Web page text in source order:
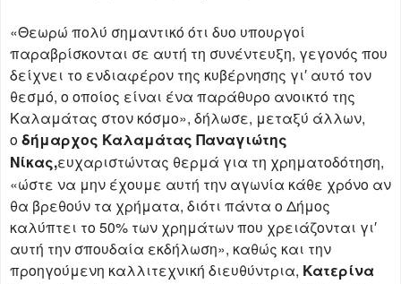
«Θεωρώ πολύ σημαντικό ότι δυο υπουργοί
παραβρίσκονται σε αυτή τη συνέντευξη, γεγονός που
δείχνει το ενδιαφέρον της κυβέρνησης γι′ αυτό τον
θεσμό, ο οποίος είναι ένα παράθυρο ανοικτό της
Καλαμάτας στον κόσμο», δήλωσε, μεταξύ άλλων,
ο δήμαρχος Καλαμάτας Παναγιώτης
Νίκας,ευχαριστώντας θερμά για τη χρηματοδότηση,
«ώστε να μην έχουμε αυτή την αγωνία κάθε χρόνο αν
θα βρεθούν τα χρήματα, διότι πάντα ο Δήμος
καλύπτει το 50% των χρημάτων που χρειάζονται γι′
αυτή την σπουδαία εκδήλωση», καθώς και την
προηγούμενη καλλιτεχνική διευθύντρια, Κατερίνα